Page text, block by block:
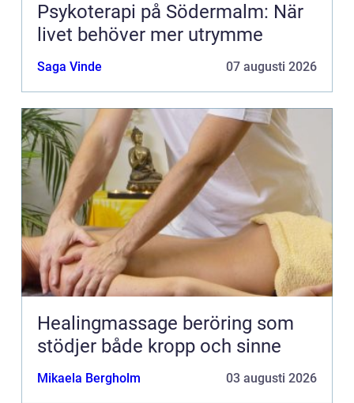
Psykoterapi på Södermalm: När
livet behöver mer utrymme
Saga Vinde 07 augusti 2026
Healingmassage beröring som
stödjer både kropp och sinne
Mikaela Bergholm 03 augusti 2026